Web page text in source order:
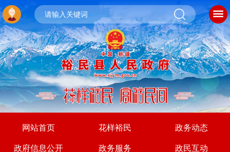
网站首页 花样裕民 政务动态
政府信息公开 政务服务 政民互动